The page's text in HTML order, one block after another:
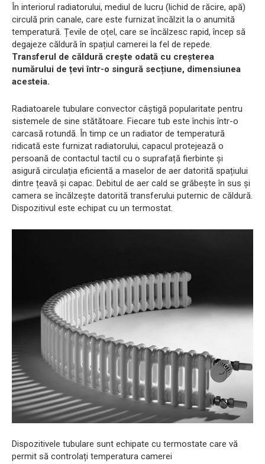
În interiorul radiatorului, mediul de lucru (lichid de răcire, apă)
circulă prin canale, care este furnizat încălzit la o anumită
temperatură. Țevile de oțel, care se încălzesc rapid, încep să
degajeze căldură în spațiul camerei la fel de repede.
Transferul de căldură crește odată cu creșterea
numărului de țevi într-o singură secțiune, dimensiunea
acesteia.
Radiatoarele tubulare convector câștigă popularitate pentru
sistemele de sine stătătoare. Fiecare tub este închis într-o
carcasă rotundă. În timp ce un radiator de temperatură
ridicată este furnizat radiatorului, capacul protejează o
persoană de contactul tactil cu o suprafață fierbinte și
asigură circulația eficientă a maselor de aer datorită spațiului
dintre țeavă și capac. Debitul de aer cald se grăbește în sus și
camera se încălzește datorită transferului puternic de căldură.
Dispozitivul este echipat cu un termostat.
Dispozitivele tubulare sunt echipate cu termostate care vă
permit să controlați temperatura camerei